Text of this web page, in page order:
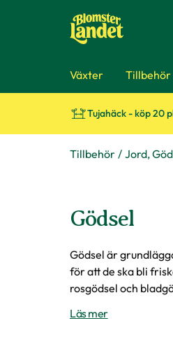
Växter Tillbehör
Tujahäck - köp 20
Tillbehör Jord,
Gödsel
Gödsel är
för att de ska bli
rosgödsel och
Läs mer